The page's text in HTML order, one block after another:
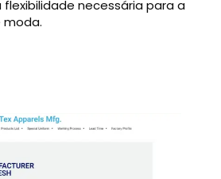
necessária para a
moda.